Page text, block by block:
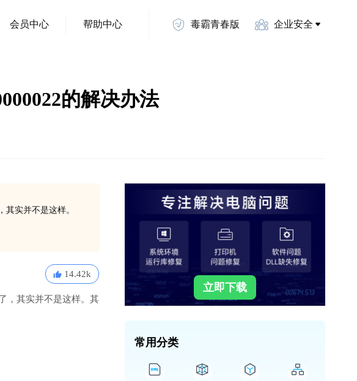
会员中心 帮助中心 毒霸青春版 企业安全
的解决办法
实并不是这样。
14.42k
，其实并不是这样。其
立即下载
常用分类